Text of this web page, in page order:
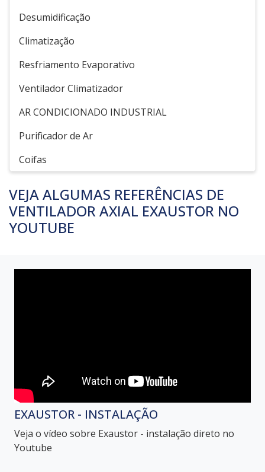
Desumidificação
Climatização
Resfriamento Evaporativo
Ventilador Climatizador
AR CONDICIONADO INDUSTRIAL
Purificador de Ar
Coifas
VEJA ALGUMAS REFERÊNCIAS DE
VENTILADOR AXIAL EXAUSTOR NO
YOUTUBE
EXAUSTOR - INSTALAÇÃO
Veja o vídeo sobre Exaustor - instalação direto no
Youtube